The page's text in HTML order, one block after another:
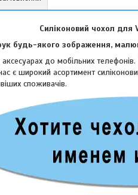
Силіконовий чохол для
будь-якого зображення,
аксесуарах до мобільних
є широкий асортимент